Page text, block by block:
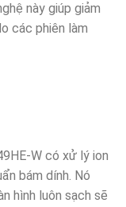
này giúp giảm
các phiên làm
W có xử lý ion
bám dính. Nó
hình luôn sạch sẽ